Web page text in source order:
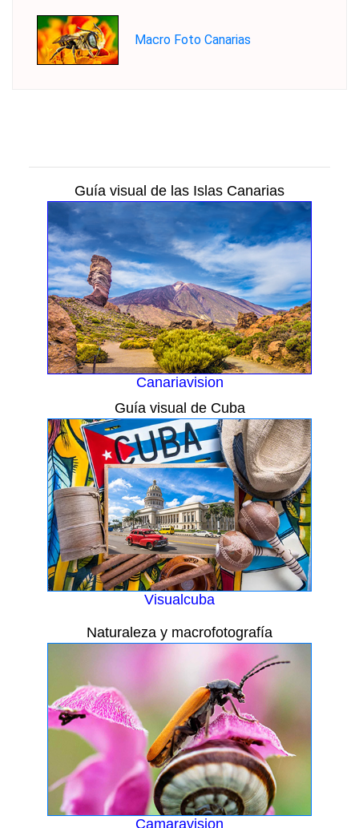
Macro Foto Canarias
Guía visual de las Islas Canarias
Canariavision
Guía visual de Cuba
Visualcuba
Naturaleza y macrofotografía
Camaravision